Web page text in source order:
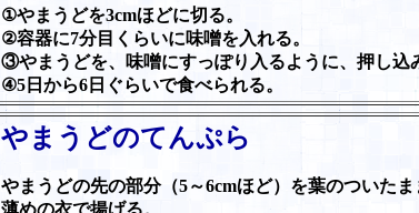
①やまうどを3cmほどに切る。
②容器に7分目くらいに味噌を入れる。
③やまうどを、味噌にすっぽり入るように、押し込
④5日から6日ぐらいで食べられる。
やまうどのてんぷら
やまうどの先の部分（5～6cmほど）を葉のついたま
薄めの衣で揚げる。